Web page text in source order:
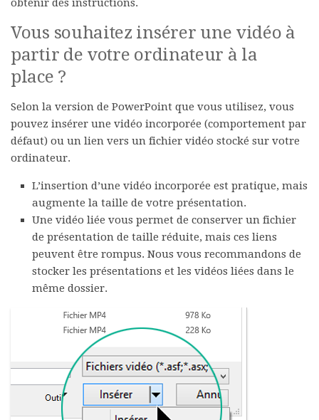
obtenir des instructions.
Vous souhaitez insérer une vidéo à
partir de votre ordinateur à la
place ?
Selon la version de PowerPoint que vous utilisez, vous
pouvez insérer une vidéo incorporée (comportement par
défaut) ou un lien vers un fichier vidéo stocké sur votre
ordinateur.
L’insertion d’une vidéo incorporée est pratique, mais
augmente la taille de votre présentation.
Une vidéo liée vous permet de conserver un fichier
de présentation de taille réduite, mais ces liens
peuvent être rompus. Nous vous recommandons de
stocker les présentations et les vidéos liées dans le
même dossier.